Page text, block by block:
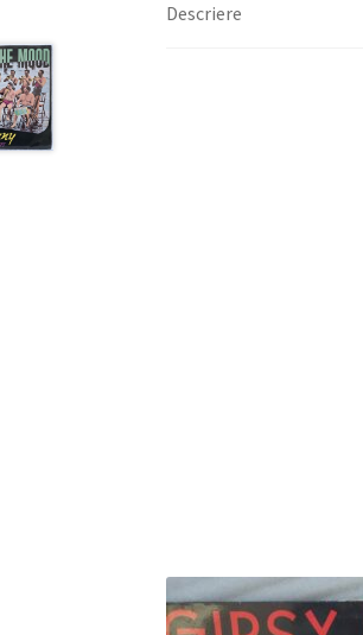
Descriere